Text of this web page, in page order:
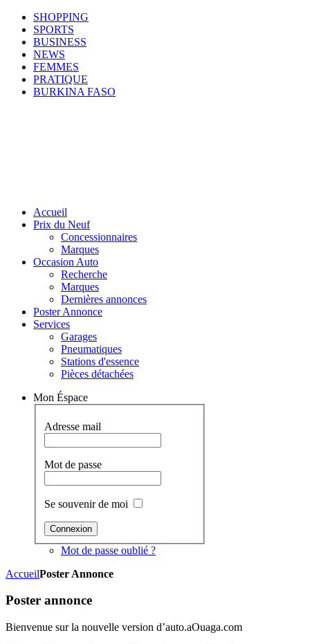
SHOPPING
SPORTS
BUSINESS
NEWS
FEMMES
PRATIQUE
BURKINA FASO
Accueil
Prix du Neuf
Concessionnaires
Marques
Occasion Auto
Recherche
Marques
Dernières annonces
Poster Annonce
Services
Garages
Pneumatiques
Stations d'essence
Pièces détachées
Mon Éspace
Adresse mail
Mot de passe
Se souvenir de moi
Mot de passe oublié ?
AccueilPoster Annonce
Poster annonce
Bienvenue sur la nouvelle version d’auto.aOuaga.com